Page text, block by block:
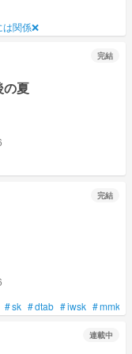
関係❌
完結
の夏
完結
#sk #dtab #iwsk #mmkj
連載中